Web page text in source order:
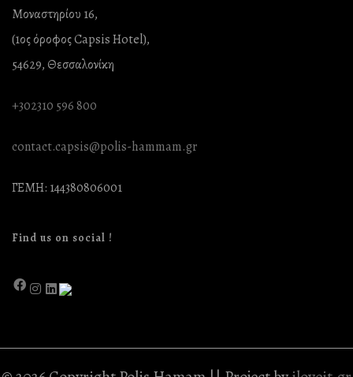
Μοναστηρίου 16,
(1ος όροφος Capsis Hotel),
54629, Θεσσαλονίκη
+302310 596 800
contact.capsis@polis-hammam.gr
ΓΕΜΗ: 144380806001
Find us on social !